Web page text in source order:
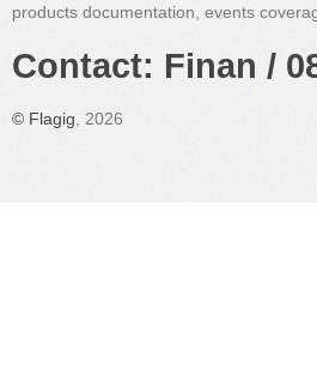
products documentation, events
Contact: Finan /
© Flagig, 2026